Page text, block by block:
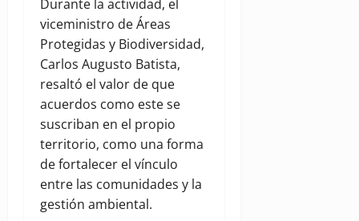
Durante la actividad, el
viceministro de Áreas
Protegidas y Biodiversidad,
Carlos Augusto Batista,
resaltó el valor de que
acuerdos como este se
suscriban en el propio
territorio, como una forma
de fortalecer el vínculo
entre las comunidades y la
gestión ambiental.